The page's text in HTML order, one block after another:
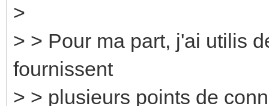
>
> > Pour ma part, j'ai utilis
fournissent
> > plusieurs points de